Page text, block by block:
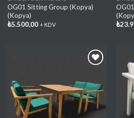
OG01 Sitting Group (Kopya)
(Kopya)
₺5.500,00 + KDV
₺
Add My
Favorite